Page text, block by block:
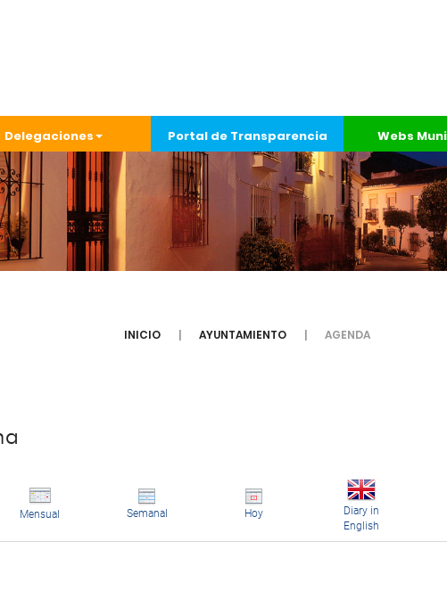
Delegaciones Portal de Transparencia Webs
INICIO AYUNTAMIENTO AGENDA
Mensual Semanal Hoy
Diary in
English